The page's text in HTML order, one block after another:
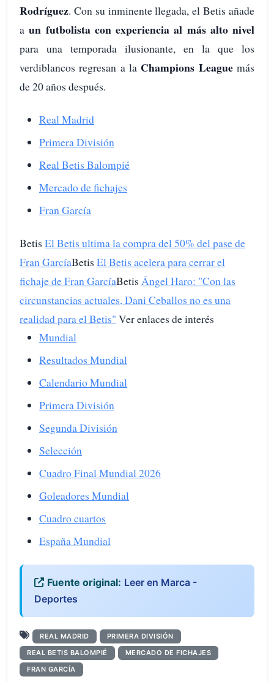
Rodríguez. Con su inminente llegada, el Betis añade
aun futbolista con experiencia al más alto nivel
para una temporada ilusionante, en la que los
verdiblancos regresan a la Champions Leaguemás
de 20 años después.
Real Madrid
Primera División
Real Betis Balompié
Mercado de fichajes
Fran García
Betis El Betis ultima la compra del 50% del pase de
Fran GarcíaBetis El Betis acelera para cerrar el
fichaje de Fran GarcíaBetis Ángel Haro: "Con las
circunstancias actuales, Dani Ceballos no es una
realidad para el Betis" Ver enlaces de interés
Mundial
Resultados Mundial
Calendario Mundial
Primera División
Segunda División
Selección
Cuadro Final Mundial 2026
Goleadores Mundial
Cuadro cuartos
España Mundial
Fuente original: Leer en Marca -
Deportes
REAL MADRID
PRIMERA DIVISIÓN
REAL BETIS BALOMPIÉ
MERCADO DE FICHAJES
FRAN GARCÍA